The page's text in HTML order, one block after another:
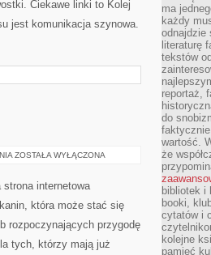
Ciekawe linki to Kolej
jest komunikacja szynowa.
KRAWIECTWO
ZOSTAŁA WYŁĄCZONA
internetowa
która może stać się
rozpoczynających przygodę
tych, którzy mają już
ma
każdy
odnajdzie
literaturę
tekstów
reportaż,
do
faktycznie
wartość.
że
bibliotek i
booki,
cytatów i
kolejne
pamięć